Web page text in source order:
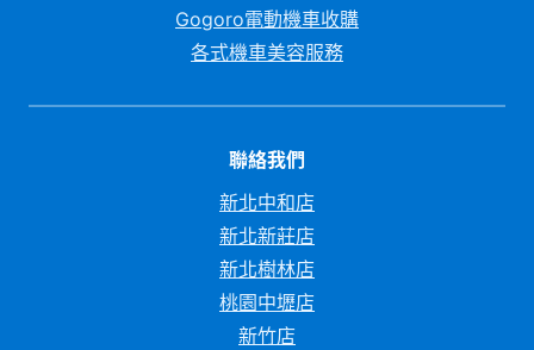
Gogoro電動機車收購
各式機車美容服務
聯絡我們
新北中和店
新北新莊店
新北樹林店
桃園中壢店
新竹店